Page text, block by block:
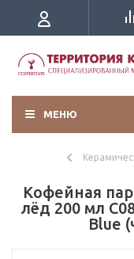
МЕНЮ
Кофейная
лёд 200 мл
Blue